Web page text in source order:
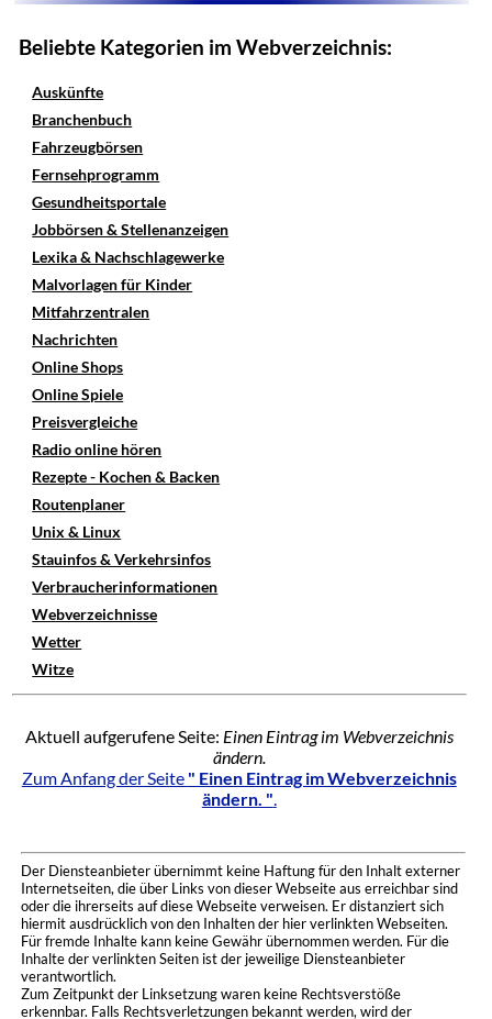
Beliebte Kategorien im Webverzeichnis:
Auskünfte
Branchenbuch
Fahrzeugbörsen
Fernsehprogramm
Gesundheitsportale
Jobbörsen & Stellenanzeigen
Lexika & Nachschlagewerke
Malvorlagen für Kinder
Mitfahrzentralen
Nachrichten
Online Shops
Online Spiele
Preisvergleiche
Radio online hören
Rezepte - Kochen & Backen
Routenplaner
Unix & Linux
Stauinfos & Verkehrsinfos
Verbraucherinformationen
Webverzeichnisse
Wetter
Witze
Aktuell aufgerufene Seite: Einen Eintrag im Webverzeichnis
ändern.
Zum Anfang der Seite " Einen Eintrag im Webverzeichnis
ändern. ".
Der Diensteanbieter übernimmt keine Haftung für den Inhalt externer
Internetseiten, die über Links von dieser Webseite aus erreichbar sind
oder die ihrerseits auf diese Webseite verweisen. Er distanziert sich
hiermit ausdrücklich von den Inhalten der hier verlinkten Webseiten.
Für fremde Inhalte kann keine Gewähr übernommen werden. Für die
Inhalte der verlinkten Seiten ist der jeweilige Diensteanbieter
verantwortlich.
Zum Zeitpunkt der Linksetzung waren keine Rechtsverstöße
erkennbar. Falls Rechtsverletzungen bekannt werden, wird der